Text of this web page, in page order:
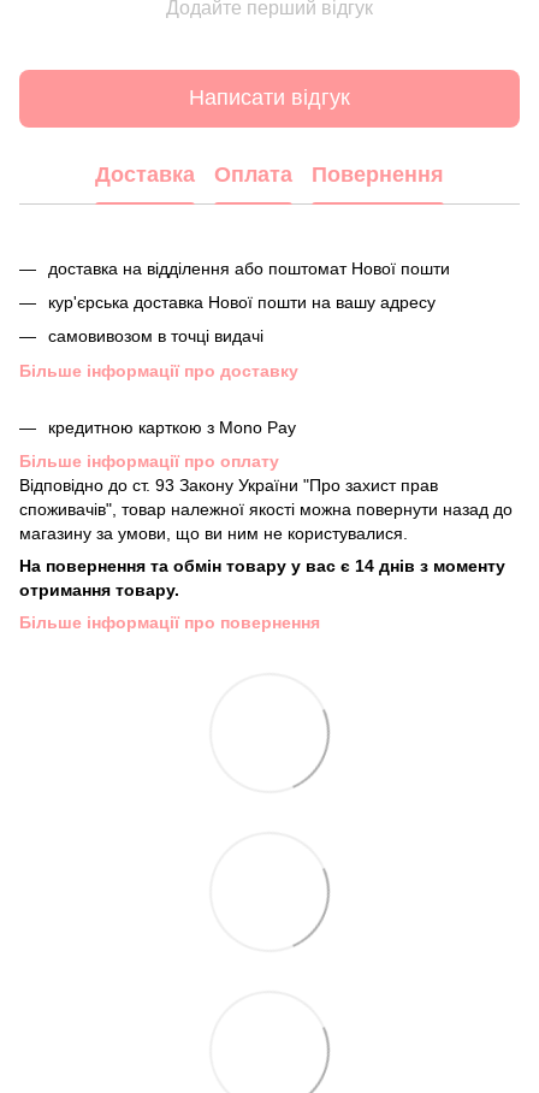
Додайте перший відгук
Написати відгук
Доставка Оплата Повернення
доставка на відділення або поштомат Нової пошти
кур'єрська доставка Нової пошти на вашу адресу
самовивозом в точці видачі
Більше інформації про доставку
кредитною карткою з Mono Pay
Більше інформації про оплату
Відповідно до ст. 93 Закону України "Про захист прав
споживачів", товар належної якості можна повернути назад до
магазину за умови, що ви ним не користувалися.
На повернення та обмін товару у вас є 14 днів з моменту
отримання товару.
Більше інформації про повернення